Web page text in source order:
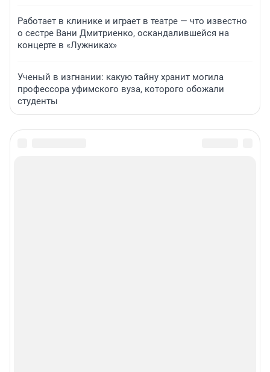
Работает в клинике и играет в театре — что известно
о сестре Вани Дмитриенко, оскандалившейся на
концерте в «Лужниках»
Ученый в изгнании: какую тайну хранит могила
профессора уфимского вуза, которого обожали
студенты